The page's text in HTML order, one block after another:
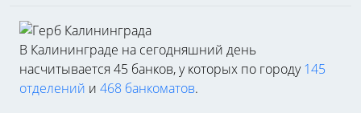
В Калининграде на сегодняшний день
насчитывается 45 банков, у которых по городу145
отделений и 468 банкоматов.